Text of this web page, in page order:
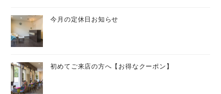
今月の定休日お知らせ
初めてご来店の方へ【お得なクーポン】